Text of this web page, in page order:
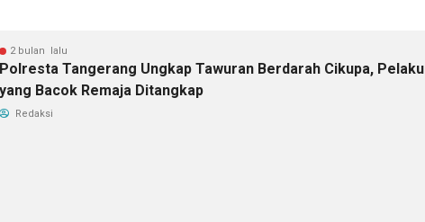
2 bulan lalu
Polresta Tangerang Ungkap Tawuran Berdarah Cikupa, Pelaku
yang Bacok Remaja Ditangkap
Redaksi